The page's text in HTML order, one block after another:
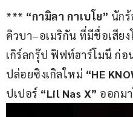
*** “กามิลา กาเบโย” นัก
คิวบา–อเมริกัน ที่มีชื่อเสีย
เกิร์ลกรุ๊ป ฟิฟท์ฮาร์โมนี ก่
ปล่อยซิงเกิลใหม่ “HE
ปเปอร์ “Lil Nas X” ออกม